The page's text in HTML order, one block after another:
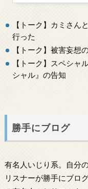
【トーク】カミさん
行った
【トーク】被害妄想
【トーク】スペシャ
シャル』の告知
勝手にブログ
有名人いじり系。自分
リスナーが勝手にブロ